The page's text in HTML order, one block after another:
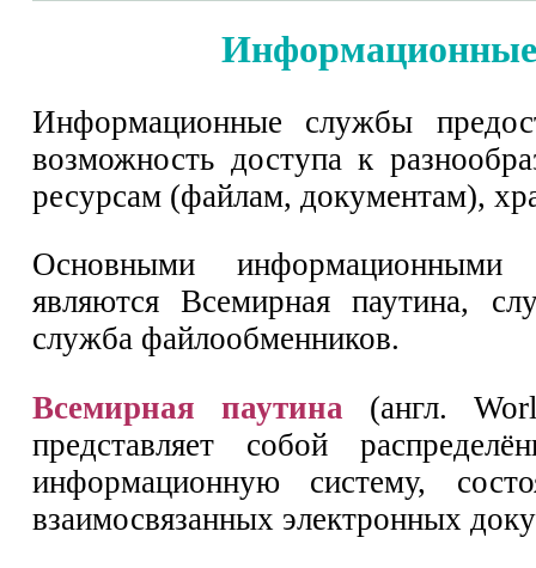
Информационные службы
возможность доступа к
ресурсам (файлам, документам),
Основными информационными
являются Всемирная паутина,
служба файлообменников.
Всемирная паутина (англ.
представляет собой
информационную систему,
взаимосвязанных электронных